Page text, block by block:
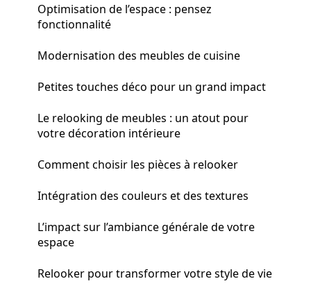
Optimisation de l’espace : pensez
fonctionnalité
Modernisation des meubles de cuisine
Petites touches déco pour un grand impact
Le relooking de meubles : un atout pour
votre décoration intérieure
Comment choisir les pièces à relooker
Intégration des couleurs et des textures
L’impact sur l’ambiance générale de votre
espace
Relooker pour transformer votre style de vie